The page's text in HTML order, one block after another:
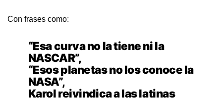
Con frases como:
“Esa curva no la tiene ni la
NASCAR”,
“Esos planetas no los conoce la
NASA”,
Karol reivindica a las latinas